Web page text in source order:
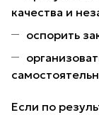
качества и
оспорить
Если по